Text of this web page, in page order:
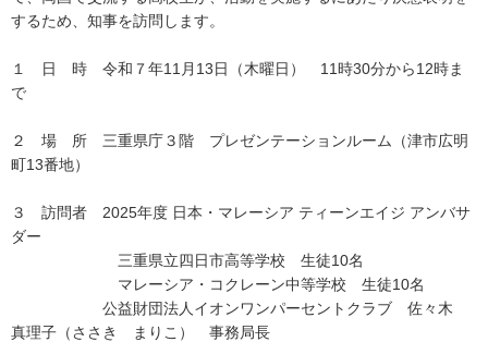
するため、知事を訪問します。
１ 日 時 令和７年11月13日（木曜日） 11時30分から12時ま
で
２ 場 所 三重県庁３階 プレゼンテーションルーム（津市広明
町13番地）
３ 訪問者 2025年度 日本・マレーシア ティーンエイジ アンバサ
ダー
三重県立四日市高等学校 生徒10名
マレーシア・コクレーン中等学校 生徒10名
公益財団法人イオンワンパーセントクラブ 佐々木
真理子（ささき まりこ） 事務局長